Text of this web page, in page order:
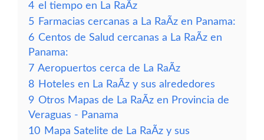
4 el tiempo en La RaÃ­z
5 Farmacias cercanas a La RaÃ­z en Panama:
6 Centos de Salud cercanas a La RaÃ­z en
Panama:
7 Aeropuertos cerca de La RaÃ­z
8 Hoteles en La RaÃ­z y sus alrededores
9 Otros Mapas de La RaÃ­z en Provincia de
Veraguas - Panama
10 Mapa Satelite de La RaÃ­z y sus